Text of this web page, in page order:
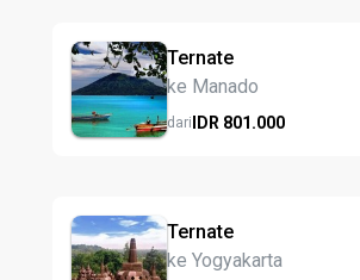
Ternate
ke Manado
dariIDR 801.000
Ternate
ke Yogyakarta